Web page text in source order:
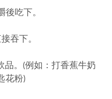
後吃下。
吞下。
品。(例如：打香蕉牛奶
花粉)